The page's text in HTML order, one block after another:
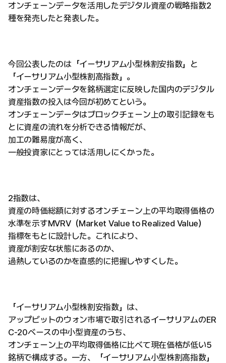
オンチェーンデータを活用したデジタル資産の戦略指数2
種を発売したと発表した。
今回公表したのは「イーサリアム小型株割安指数」と
「イーサリアム小型株割高指数」。
オンチェーンデータを銘柄選定に反映した国内のデジタル
資産指数の投入は今回が初めてという。
オンチェーンデータはブロックチェーン上の取引記録をも
とに資産の流れを分析できる情報だが、
加工の難易度が高く、
一般投資家にとっては活用しにくかった。
2指数は、
資産の時価総額に対するオンチェーン上の平均取得価格の
水準を示すMVRV（Market Value to Realized Value）
指標をもとに設計した。これにより、
資産が割安な状態にあるのか、
過熱しているのかを直感的に把握しやすくした。
「イーサリアム小型株割安指数」は、
アップビットのウォン市場で取引されるイーサリアムのER
C-20ベースの中小型資産のうち、
オンチェーン上の平均取得価格に比べて現在価格が低い5
銘柄で構成する。一方、「イーサリアム小型株割高指数」